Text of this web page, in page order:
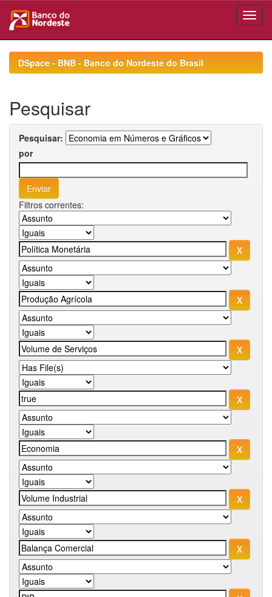
navigationDSpace - BNB - Banco do Nordeste do Brasil
Pesquisar
Pesquisar:
por
Filtros correntes: